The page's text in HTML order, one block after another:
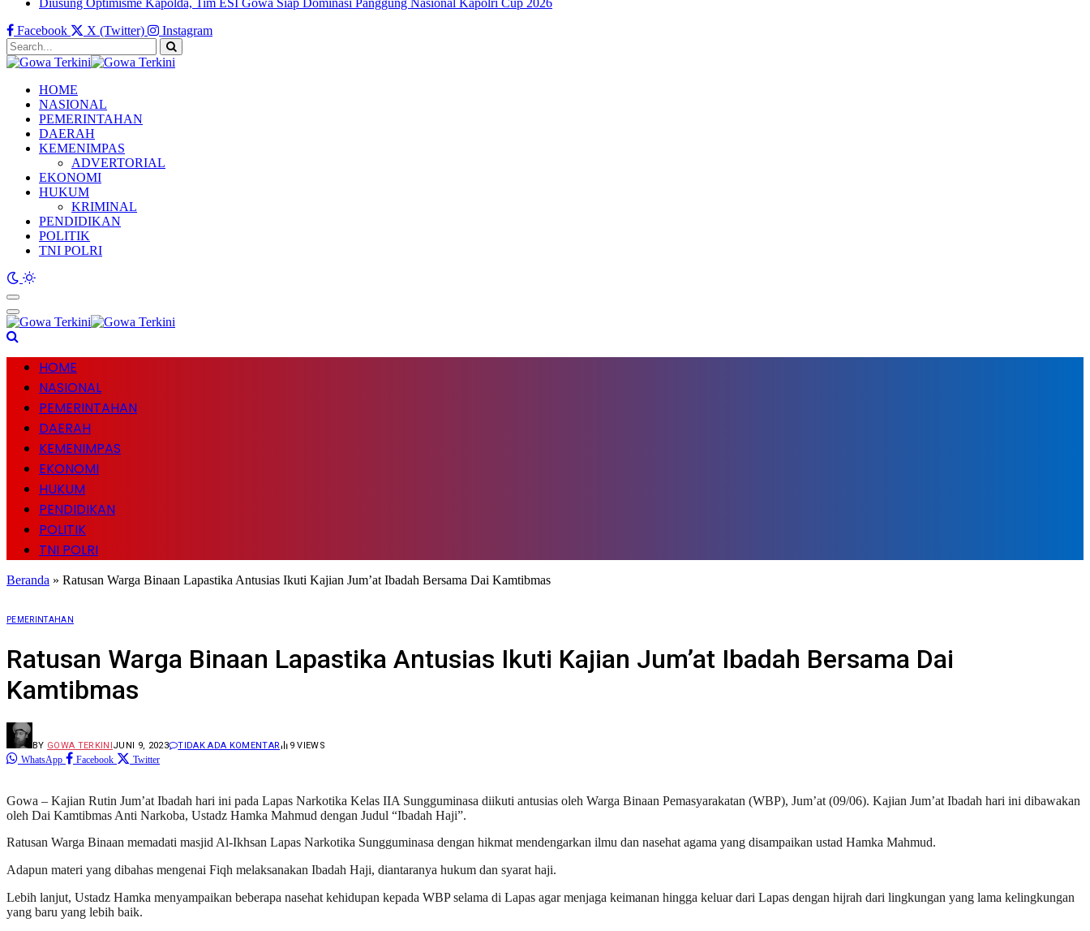
Diusung Optimisme Kapolda, Tim ESI Gowa Siap Dominasi Panggung Nasional Kapolri Cup 2026
Facebook
X (Twitter) Instagram
HOME
NASIONAL
PEMERINTAHAN
DAERAH
KEMENIMPAS
ADVERTORIAL
EKONOMI
HUKUM
KRIMINAL
PENDIDIKAN
POLITIK
TNI POLRI
HOME
NASIONAL
PEMERINTAHAN
DAERAH
KEMENIMPAS
EKONOMI
HUKUM
PENDIDIKAN
POLITIK
TNI POLRI
Beranda » Ratusan Warga Binaan Lapastika Antusias Ikuti Kajian Jum’at Ibadah Bersama Dai Kamtibmas
PEMERINTAHAN
Ratusan Warga Binaan Lapastika Antusias Ikuti Kajian Jum’at Ibadah Bersama Dai
Kamtibmas
BY GOWA TERKINIJUNI 9, 2023 TIDAK ADA KOMENTAR 9VIEWS
WhatsApp Facebook Twitter
Gowa – Kajian Rutin Jum’at Ibadah hari ini pada Lapas Narkotika Kelas IIA Sungguminasa diikuti antusias oleh Warga Binaan Pemasyarakatan (WBP), Jum’at (09/06). Kajian Jum’at Ibadah hari ini dibawakan
oleh Dai Kamtibmas Anti Narkoba, Ustadz Hamka Mahmud dengan Judul “Ibadah Haji”.
Ratusan Warga Binaan memadati masjid Al-Ikhsan Lapas Narkotika Sungguminasa dengan hikmat mendengarkan ilmu dan nasehat agama yang disampaikan ustad Hamka Mahmud.
Adapun materi yang dibahas mengenai Fiqh melaksanakan Ibadah Haji, diantaranya hukum dan syarat haji.
Lebih lanjut, Ustadz Hamka menyampaikan beberapa nasehat kehidupan kepada WBP selama di Lapas agar menjaga keimanan hingga keluar dari Lapas dengan hijrah dari lingkungan yang lama kelingkungan
yang baru yang lebih baik.